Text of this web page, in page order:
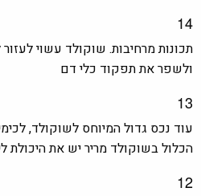
14
תכונות מרחיבות. שוקולד עשוי
ולשפר את תפקוד כלי דם
13
עוד נכס גדול המיוחס לשוקולד,
הכלול בשוקולד מריר יש את היכולת
12